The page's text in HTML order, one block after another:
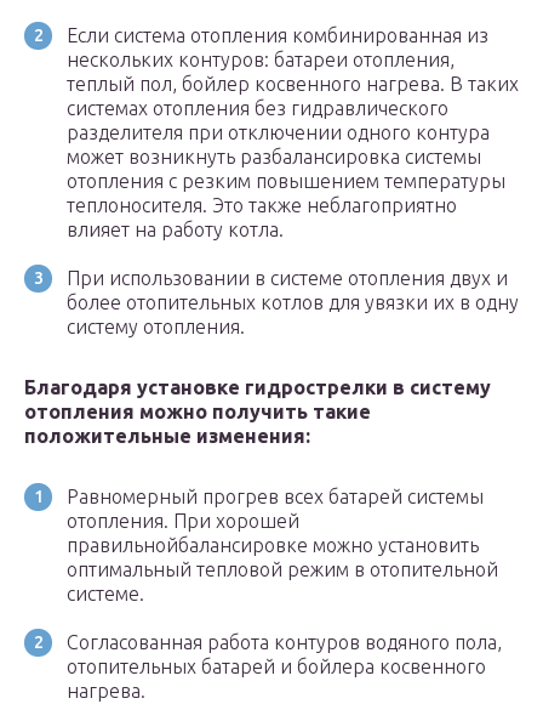
Если система отопления комбинированная из
нескольких контуров: батареи отопления,
теплый пол, бойлер косвенного нагрева. В таких
системах отопления без гидравлического
разделителя при отключении одного контура
может возникнуть разбалансировка системы
отопления с резким повышением температуры
теплоносителя. Это также неблагоприятно
влияет на работу котла.
При использовании в системе отопления двух и
более отопительных котлов для увязки их в одну
систему отопления.
Благодаря установке гидрострелки в систему
отопления можно получить такие
положительные изменения:
Равномерный прогрев всех батарей системы
отопления. При хорошей
правильнойбалансировке можно установить
оптимальный тепловой режим в отопительной
системе.
Согласованная работа контуров водяного пола,
отопительных батарей и бойлера косвенного
нагрева.